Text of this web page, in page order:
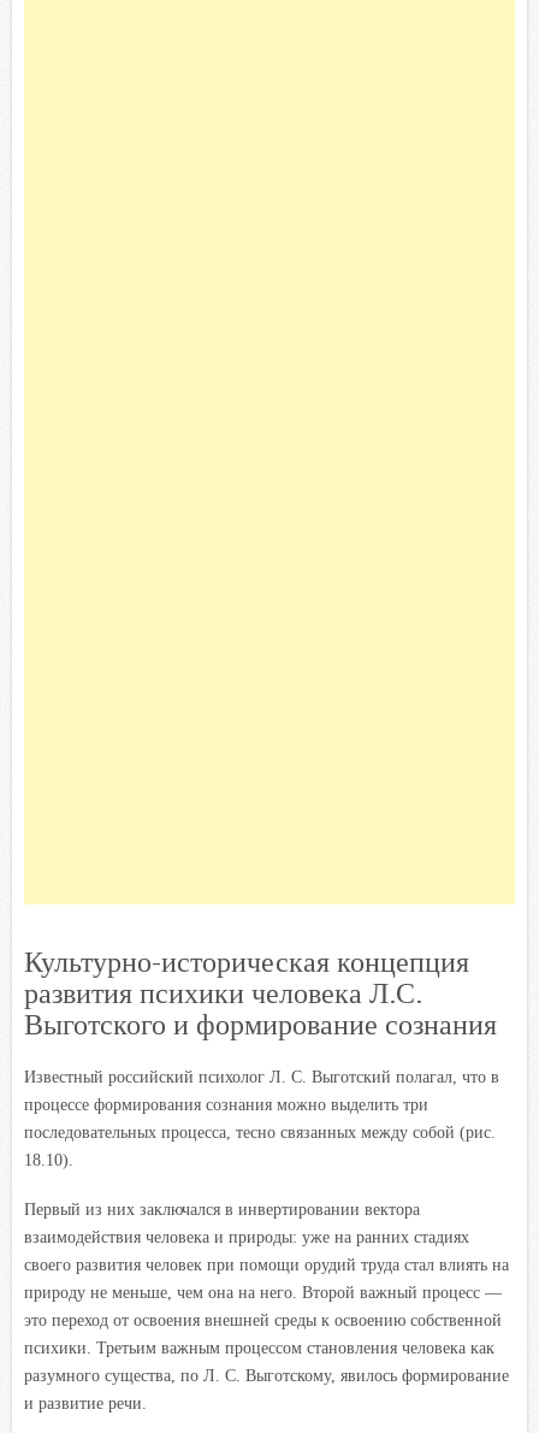
Культурно-историческая концепция
развития психики человека Л.С.
Выготского и формирование сознания
Известный российский психолог Л. С. Выготский полагал, что в
процессе формирования сознания можно выделить три
последовательных процесса, тесно связанных между собой (рис.
18.10).
Первый из них заключался в инвертировании вектора
взаимодействия человека и природы: уже на ранних стадиях
своего развития человек при помощи орудий труда стал влиять на
природу не меньше, чем она на него. Второй важный процесс —
это переход от освоения внешней среды к освоению собственной
психики. Третьим важным процессом становления человека как
разумного существа, по Л. С. Выготскому, явилось формирование
и развитие речи.